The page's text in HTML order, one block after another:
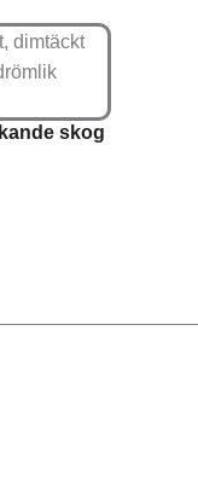
skog